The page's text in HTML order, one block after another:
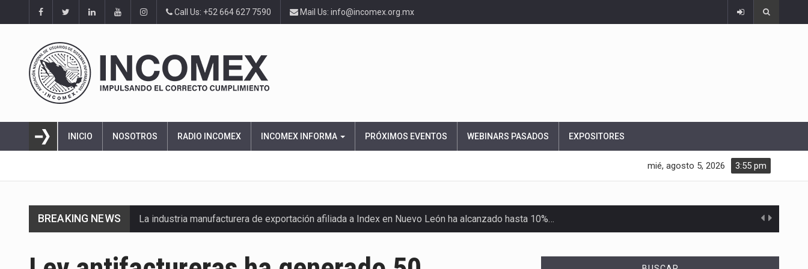
Call Us: +52 664 627 7590 Mail Us: info@incomex.org.mx
INICIO NOSOTROS RADIO INCOMEX INCOMEX INFORMA PRÓXIMOS EVENTOS WEBINARS PASADOS EXPOSITORES
3:55 pm
mié, agosto 5, 2026
BREAKING NEWS La industria manufacturera de exportación afiliada a Index en Nuevo León ha alcanzado hasta 10%…